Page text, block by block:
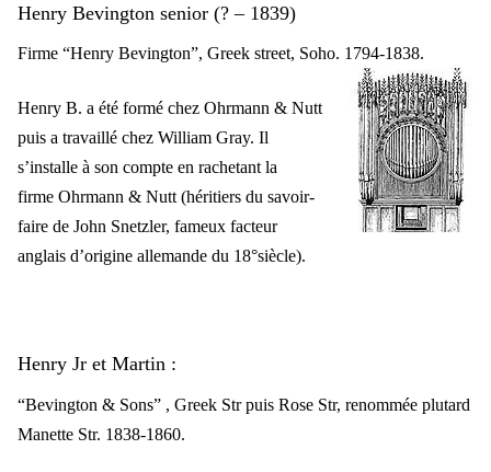
Henry Bevington senior (? – 1839)
Firme “Henry Bevington”, Greek street, Soho. 1794-1838.
Henry B. a été formé chez Ohrmann & Nutt
puis a travaillé chez William Gray. Il
s’installe à son compte en rachetant la
firme Ohrmann & Nutt (héritiers du savoir-
faire de John Snetzler, fameux facteur
anglais d’origine allemande du 18°siècle).
Henry Jr et Martin :
“Bevington & Sons” , Greek Str puis Rose Str, renommée plutard
Manette Str. 1838-1860.